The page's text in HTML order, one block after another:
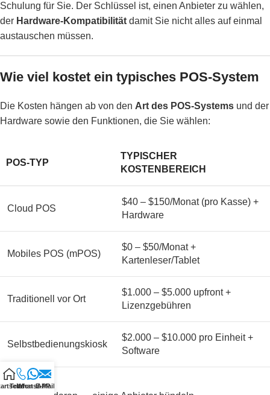
Schulung für Sie. Der Schlüssel ist, einen Anbieter zu wählen,
der Hardware-Kompatibilität damit Sie nicht alles auf einmal
austauschen müssen.
Wie viel kostet ein typisches POS-System
Die Kosten hängen ab von den Art des POS-Systems und der
Hardware sowie den Funktionen, die Sie wählen:
POS-TYP
TYPISCHER
KOSTENBEREICH
Cloud POS
$40 – $150/Monat (pro Kasse) +
Hardware
Mobiles POS (mPOS)
$0 – $50/Monat +
Kartenleser/Tablet
Traditionell vor Ort
$1.000 – $5.000 upfront +
Lizenzgebühren
Selbstbedienungskiosk
$2.000 – $10.000 pro Einheit +
Software
Telefon
WhatsAPP
E-Mail